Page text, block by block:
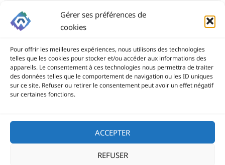
Gérer ses préférences de
cookies
Pour offrir les meilleures expériences, nous utilisons des technologies
telles que les cookies pour stocker et/ou accéder aux informations des
appareils. Le consentement à ces technologies nous permettra de traiter
des données telles que le comportement de navigation ou les ID uniques
sur ce site. Refuser ou retirer le consentement peut avoir un effet négatif
sur certaines fonctions.
ACCEPTER
REFUSER
ProSite - 06 85 94 34 21
prositegestion@gmail.com
Copyright © 2026